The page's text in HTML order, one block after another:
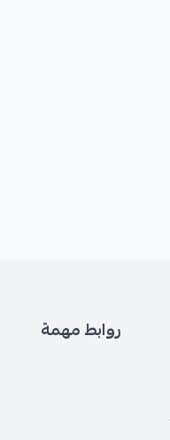
روابط مهمة